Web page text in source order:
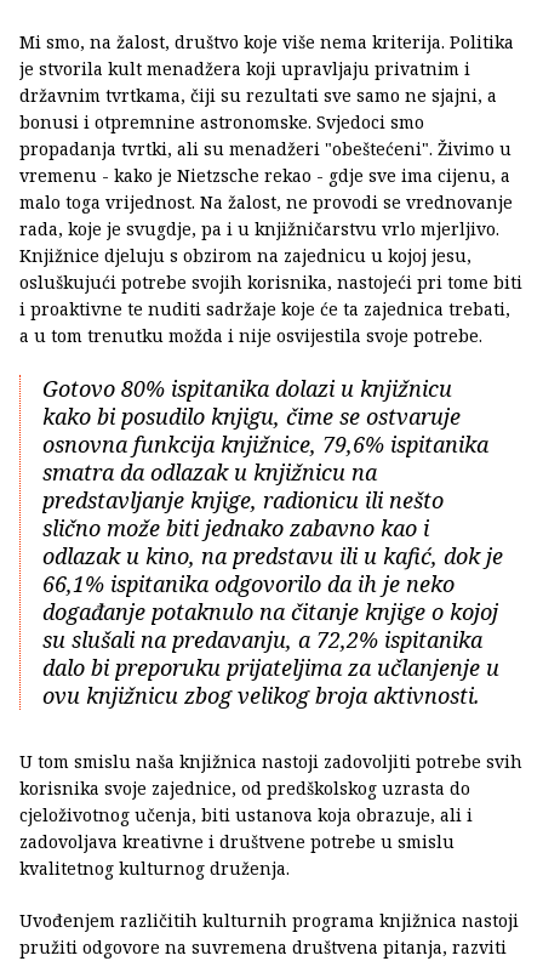
Mi smo, na žalost, društvo koje više nema kriterija. Politika
je stvorila kult menadžera koji upravljaju privatnim i
državnim tvrtkama, čiji su rezultati sve samo ne sjajni, a
bonusi i otpremnine astronomske. Svjedoci smo
propadanja tvrtki, ali su menadžeri "obeštećeni". Živimo u
vremenu - kako je Nietzsche rekao - gdje sve ima cijenu, a
malo toga vrijednost. Na žalost, ne provodi se vrednovanje
rada, koje je svugdje, pa i u knjižničarstvu vrlo mjerljivo.
Knjižnice djeluju s obzirom na zajednicu u kojoj jesu,
osluškujući potrebe svojih korisnika, nastojeći pri tome biti
i proaktivne te nuditi sadržaje koje će ta zajednica trebati,
a u tom trenutku možda i nije osvijestila svoje potrebe.
Gotovo 80% ispitanika dolazi u knjižnicu
kako bi posudilo knjigu, čime se ostvaruje
osnovna funkcija knjižnice, 79,6% ispitanika
smatra da odlazak u knjižnicu na
predstavljanje knjige, radionicu ili nešto
slično može biti jednako zabavno kao i
odlazak u kino, na predstavu ili u kafić, dok je
66,1% ispitanika odgovorilo da ih je neko
događanje potaknulo na čitanje knjige o kojoj
su slušali na predavanju, a 72,2% ispitanika
dalo bi preporuku prijateljima za učlanjenje u
ovu knjižnicu zbog velikog broja aktivnosti.
U tom smislu naša knjižnica nastoji zadovoljiti potrebe svih
korisnika svoje zajednice, od predškolskog uzrasta do
cjeloživotnog učenja, biti ustanova koja obrazuje, ali i
zadovoljava kreativne i društvene potrebe u smislu
kvalitetnog kulturnog druženja.
Uvođenjem različitih kulturnih programa knjižnica nastoji
pružiti odgovore na suvremena društvena pitanja, razviti